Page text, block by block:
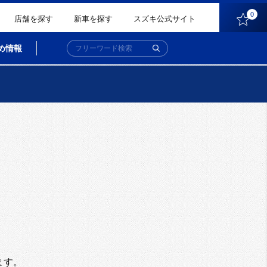
店舗を探す 新車を探す スズキ公式サイト 0
情報
す。